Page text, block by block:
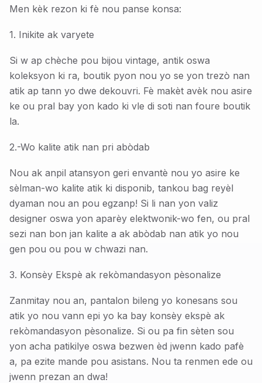
Men kèk rezon ki fè nou panse konsa:
1. Inikite ak varyete
Si w ap chèche pou bijou vintage, antik oswa
koleksyon ki ra, boutik pyon nou yo se yon trezò nan
atik ap tann yo dwe dekouvri. Fè makèt avèk nou asire
ke ou pral bay yon kado ki vle di soti nan foure boutik
la.
2.-Wo kalite atik nan pri abòdab
Nou ak anpil atansyon geri envantè nou yo asire ke
sèlman-wo kalite atik ki disponib, tankou bag reyèl
dyaman nou an pou egzanp! Si li nan yon valiz
designer oswa yon aparèy elektwonik-wo fen, ou pral
sezi nan bon jan kalite a ak abòdab nan atik yo nou
gen pou ou pou w chwazi nan.
3. Konsèy Ekspè ak rekòmandasyon pèsonalize
Zanmitay nou an, pantalon bileng yo konesans sou
atik yo nou vann epi yo ka bay konsèy ekspè ak
rekòmandasyon pèsonalize. Si ou pa fin sèten sou
yon acha patikilye oswa bezwen èd jwenn kado pafè
a, pa ezite mande pou asistans. Nou ta renmen ede ou
jwenn prezan an dwa!